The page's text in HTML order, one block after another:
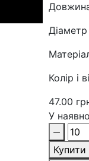
Колір і
47.00
У
Купити